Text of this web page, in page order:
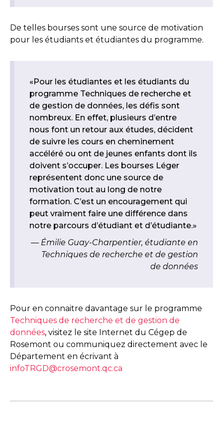
De telles bourses sont une source de motivation
pour les étudiants et étudiantes du programme.
«Pour les étudiantes et les étudiants du
programme Techniques de recherche et
de gestion de données, les défis sont
nombreux. En effet, plusieurs d’entre
nous font un retour aux études, décident
de suivre les cours en cheminement
accéléré ou ont de jeunes enfants dont ils
doivent s’occuper. Les bourses Léger
représentent donc une source de
motivation tout au long de notre
formation. C’est un encouragement qui
peut vraiment faire une différence dans
notre parcours d’étudiant et d’étudiante.»
Émilie Guay-Charpentier, étudiante en
Techniques de recherche et de gestion
de données
Pour en connaitre davantage sur le programme
Techniques de recherche et de gestion de
données, visitez le site Internet du Cégep de
Rosemont ou communiquez directement avec le
Département en écrivant à
infoTRGD@crosemont.qc.ca